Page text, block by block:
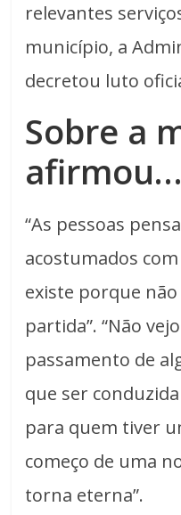
relevantes
município, a
decretou luto
Sobre a
afirmou…
“As pessoas
acostumados
existe porque
partida”. “Não
passamento de
que ser
para quem tiver
começo de uma
torna eterna”.